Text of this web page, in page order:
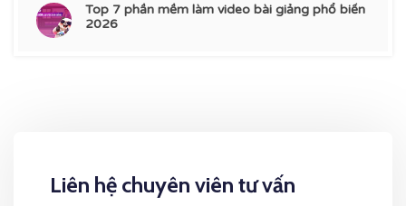
Top 7 phần mềm làm video bài giảng phổ biến
2026
Liên hệ chuyên viên tư vấn